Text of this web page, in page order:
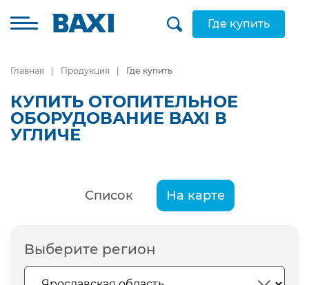
Где купить
Главная Продукция Где купить
КУПИТЬ ОТОПИТЕЛЬНОЕ
ОБОРУДОВАНИЕ BAXI В
УГЛИЧЕ
Список На карте
Выберите регион